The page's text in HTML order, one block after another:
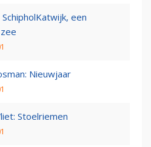
een
Nieuwjaar
Stoelriemen